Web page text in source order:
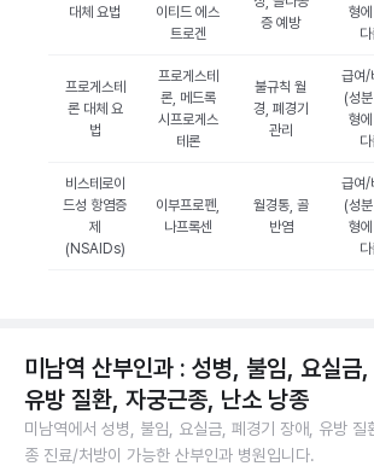
대체 요법
이티드 에스
트로겐
증 예방
형
프로게스테
론 대체 요
법
프로게스테
론, 메드록
시프로게스
테론
불규칙 월
경, 폐경기
관리
급여/
(성분
형
비스테로이
드성 항염증
제
(NSAIDs)
이부프로펜,
나프록센
월경통, 골
반염
급여/
(성분
형
미남역 산부인과 : 성병, 불임, 요실금
유방 질환, 자궁근종, 난소 낭종
미남역에서 성병, 불임, 요실금, 폐경기 장애, 유방 질
종 진료/처방이 가능한 산부인과 병원입니다.